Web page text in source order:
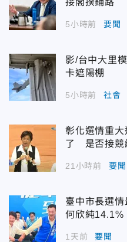
5小時前 要聞
影/台中大里
卡遮陽棚
5小時前 社會
彰化選情重
了 是否接競
21小時前 要聞
臺中市長選
何欣純
1天前 要聞